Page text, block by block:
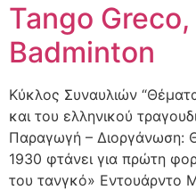
Tango
Badminton
Κύκλος Συναυλιών
και του ελληνικού
Παραγωγή – Διοργάνωση:
1930 φτάνει για πρώτη
του τανγκό» Εντουάρντο